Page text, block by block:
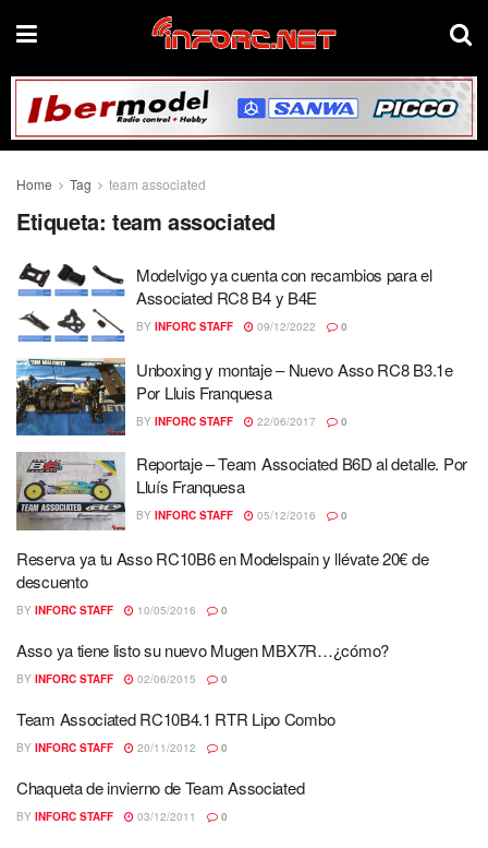
Home Tag team associated
Etiqueta: team associated
Modelvigo ya cuenta con recambios para el
Associated RC8 B4 y B4E
BY INFORC STAFF 09/12/2022 0
Unboxing y montaje – Nuevo Asso RC8 B3.1e
Por Lluis Franquesa
BY INFORC STAFF 22/06/2017 0
Reportaje – Team Associated B6D al detalle. Por
Lluís Franquesa
BY INFORC STAFF 05/12/2016 0
Reserva ya tu Asso RC10B6 en Modelspain y llévate 20€ de
descuento
BY INFORC STAFF 10/05/2016 0
Asso ya tiene listo su nuevo Mugen MBX7R…¿cómo?
BY INFORC STAFF 02/06/2015 0
Team Associated RC10B4.1 RTR Lipo Combo
BY INFORC STAFF 20/11/2012 0
Chaqueta de invierno de Team Associated
BY INFORC STAFF 03/12/2011 0